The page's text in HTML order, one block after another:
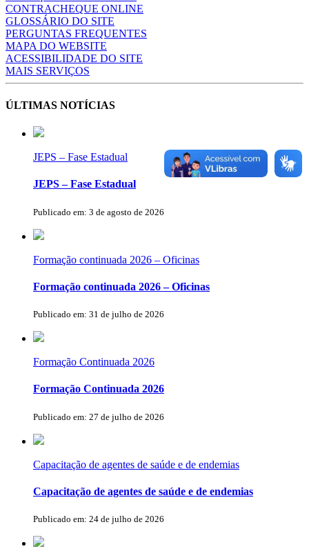
CONTRACHEQUE ONLINE
GLOSSÁRIO DO SITE
PERGUNTAS FREQUENTES
MAPA DO WEBSITE
ACESSIBILIDADE DO SITE
MAIS SERVIÇOS
ÚLTIMAS NOTÍCIAS
JEPS – Fase Estadual
JEPS – Fase Estadual
Publicado em: 3 de agosto de 2026
Formação continuada 2026 – Oficinas
Formação continuada 2026 – Oficinas
Publicado em: 31 de julho de 2026
Formação Continuada 2026
Formação Continuada 2026
Publicado em: 27 de julho de 2026
Capacitação de agentes de saúde e de endemias
Capacitação de agentes de saúde e de endemias
Publicado em: 24 de julho de 2026